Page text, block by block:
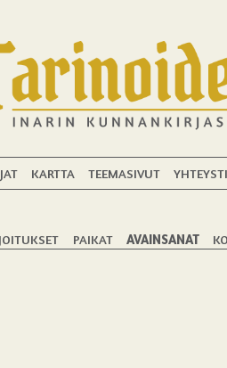
KARTTA TEEMASIVUT
PAIKAT AVAINSANAT